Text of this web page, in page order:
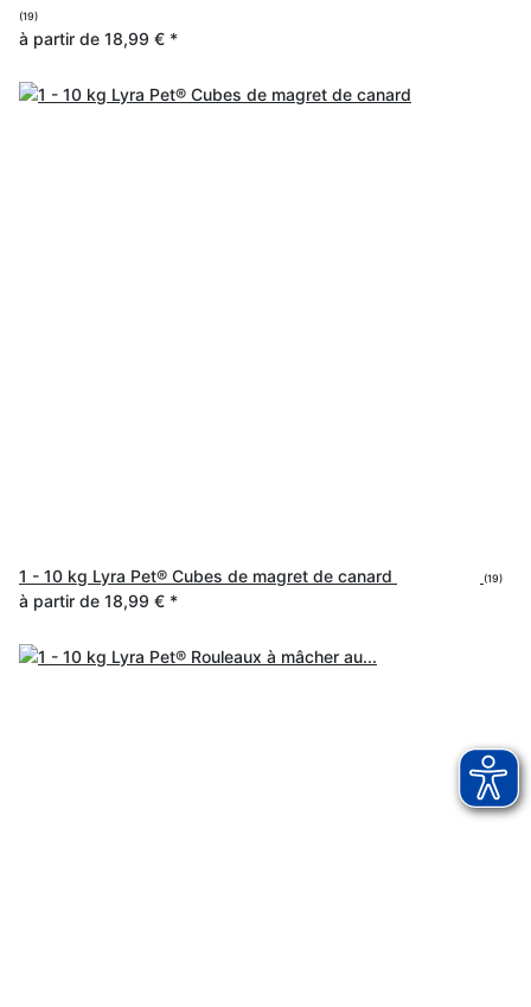
(19)
à partir de 18,99 € *
1 - 10 kg Lyra Pet® Cubes de magret de canard (19)
à partir de 18,99 € *